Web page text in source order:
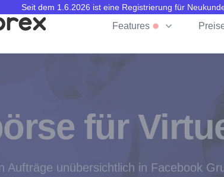
Seit dem 1.6.2026 ist eine Registrierung für
Features
für
Aufträge unübersichtlich in Facebook